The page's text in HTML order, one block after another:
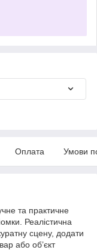
Оплата Умови
та практичне
Реалістична
сцену, додати
або об’єкт